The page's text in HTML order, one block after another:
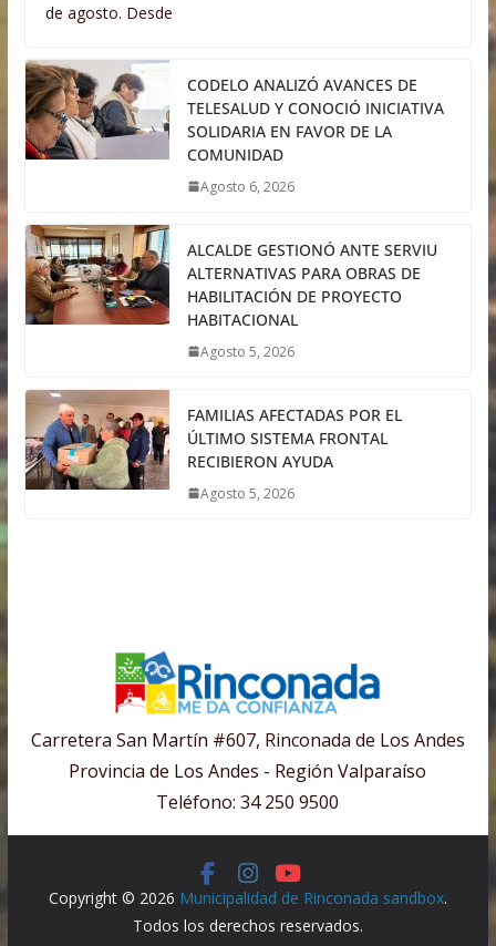
de agosto. Desde
CODELO ANALIZÓ AVANCES DE
TELESALUD Y CONOCIÓ INICIATIVA
SOLIDARIA EN FAVOR DE LA
COMUNIDAD
Agosto 6, 2026
ALCALDE GESTIONÓ ANTE SERVIU
ALTERNATIVAS PARA OBRAS DE
HABILITACIÓN DE PROYECTO
HABITACIONAL
Agosto 5, 2026
FAMILIAS AFECTADAS POR EL
ÚLTIMO SISTEMA FRONTAL
RECIBIERON AYUDA
Agosto 5, 2026
Carretera San Martín #607, Rinconada de Los Andes
Provincia de Los Andes - Región Valparaíso
Teléfono: 34 250 9500
Copyright © 2026 Municipalidad de Rinconada sandbox.
Todos los derechos reservados.